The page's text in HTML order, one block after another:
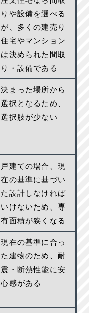
りや設備を選べる
が、多くの建売り
住宅やマンション
は決められた間取
り・設備である
決まった場所から
選択となるため、
選択肢が少ない
戸建ての場合、現
在の基準に基づい
た設計しなければ
いけないため、専
有面積が狭くなる
現在の基準に合っ
た建物のため、耐
震・断熱性能に安
心感がある